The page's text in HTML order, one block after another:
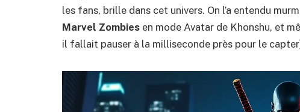
les fans, brille dans cet univers. On l’a entendu
Marvel Zombies en mode Avatar de Khonshu, et
il fallait pauser à la milliseconde près pour le